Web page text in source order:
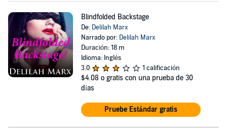
Blindfolded Backstage
De: Delilah Marx
Narrado por: Delilah Marx
Duración: 18 m
Idioma: Inglés
3.0
1 calificación
$4.08 o gratis con una prueba de 30
días
Pruebe Estándar gratis